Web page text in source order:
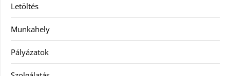
Letöltés
Munkahely
Pályázatok